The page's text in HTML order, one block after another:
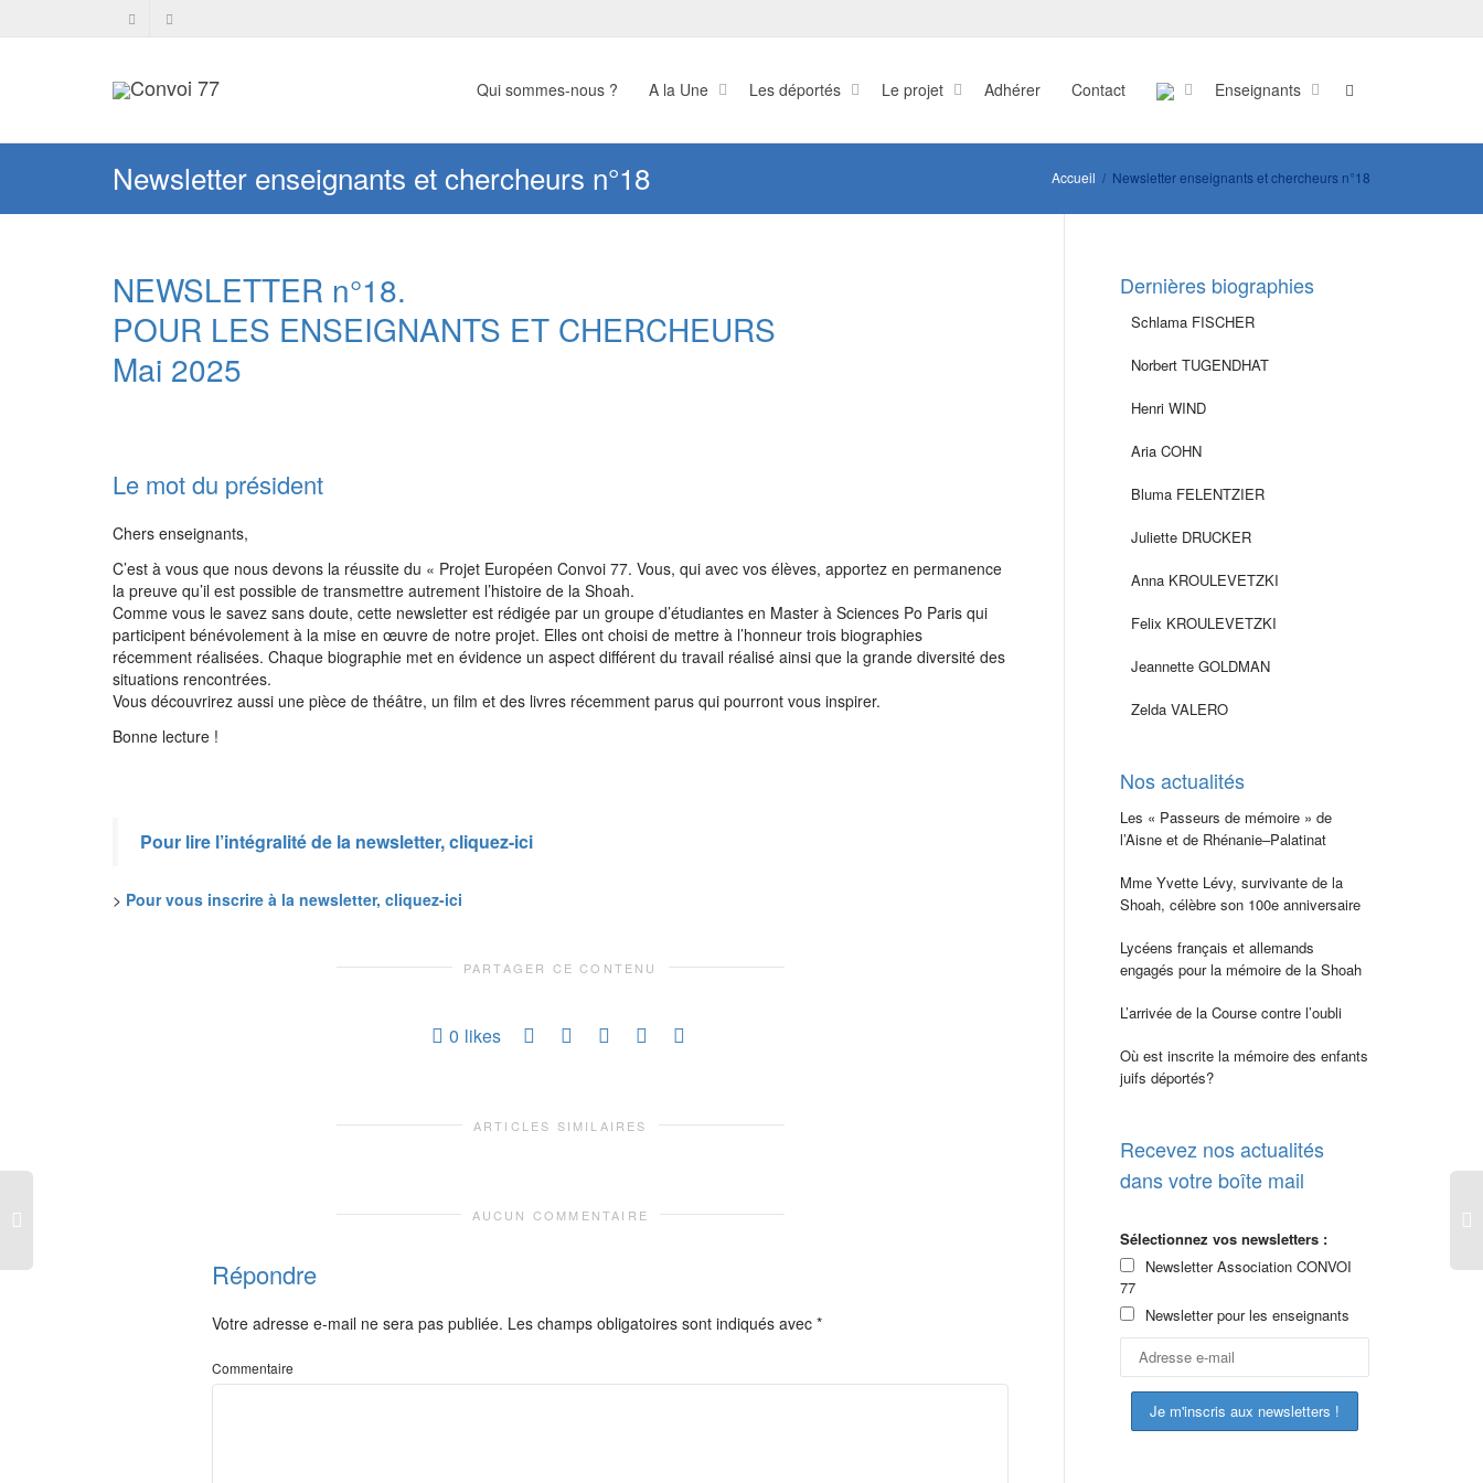
Qui sommes-nous ? A la Une Les déportés Le projet Adhérer Contact Enseignants
Newsletter enseignants et chercheurs n°18 Accueil Newsletter enseignants et chercheurs n°18
NEWSLETTER n°18.
POUR LES ENSEIGNANTS ET CHERCHEURS
Mai 2025
Le mot du président
Chers enseignants,
C’est à vous que nous devons la réussite du « Projet Européen Convoi 77. Vous, qui avec vos élèves, apportez en permanence
la preuve qu’il est possible de transmettre autrement l’histoire de la Shoah.
Comme vous le savez sans doute, cette newsletter est rédigée par un groupe d’étudiantes en Master à Sciences Po Paris qui
participent bénévolement à la mise en œuvre de notre projet. Elles ont choisi de mettre à l’honneur trois biographies
récemment réalisées. Chaque biographie met en évidence un aspect différent du travail réalisé ainsi que la grande diversité des
situations rencontrées.
Vous découvrirez aussi une pièce de théâtre, un film et des livres récemment parus qui pourront vous inspirer.
Bonne lecture !
Pour lire l’intégralité de la newsletter, cliquez-ici
> Pour vous inscrire à la newsletter, cliquez-ici
PARTAGER CE CONTENU
0 likes
ARTICLES SIMILAIRES
AUCUN COMMENTAIRE
Répondre
Votre adresse e-mail ne sera pas publiée. Les champs obligatoires sont indiqués avec *
Commentaire
Dernières biographies
Schlama FISCHER
Norbert TUGENDHAT
Henri WIND
Aria COHN
Bluma FELENTZIER
Juliette DRUCKER
Anna KROULEVETZKI
Felix KROULEVETZKI
Jeannette GOLDMAN
Zelda VALERO
Nos actualités
Les « Passeurs de mémoire » de
l’Aisne et de Rhénanie–Palatinat
Mme Yvette Lévy, survivante de la
Shoah, célèbre son 100e anniversaire
Lycéens français et allemands
engagés pour la mémoire de la Shoah
L’arrivée de la Course contre l’oubli
Où est inscrite la mémoire des enfants
juifs déportés?
Recevez nos actualités
dans votre boîte mail
Sélectionnez vos newsletters :
Newsletter Association CONVOI
77
Newsletter pour les enseignants